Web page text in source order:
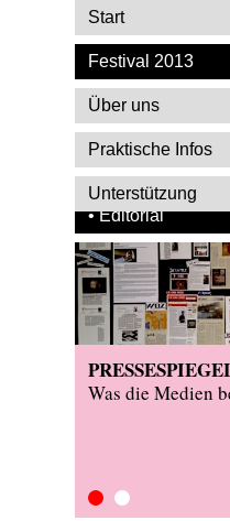
• Editorial
Was die Medien
Start
Festival 2013
Über uns
Praktische Infos
Unterstützung